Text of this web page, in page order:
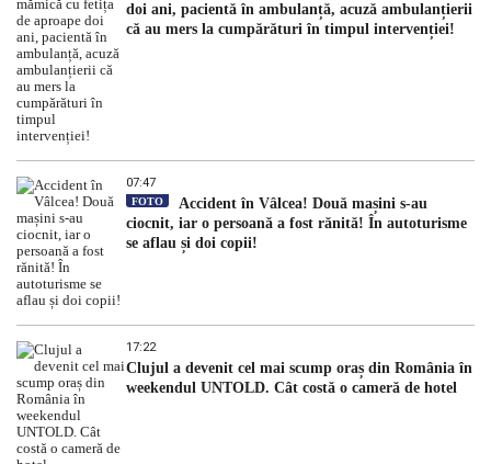
doi ani, pacientă în ambulanță, acuză ambulanțierii
că au mers la cumpărături în timpul intervenției!
07:47
FOTO
Accident în Vâlcea! Două mașini s-au
ciocnit, iar o persoană a fost rănită! În autoturisme
se aflau și doi copii!
17:22
Clujul a devenit cel mai scump oraș din România în
weekendul UNTOLD. Cât costă o cameră de hotel